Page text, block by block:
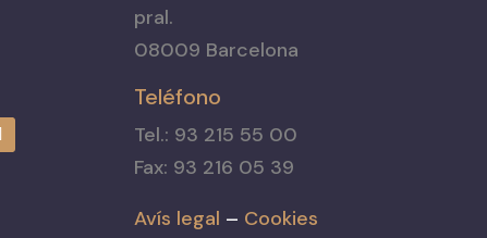
pral.
08009 Barcelona
Teléfono
Tel.: 93 215 55 00
Fax: 93 216 05 39
Avís legal – Cookies